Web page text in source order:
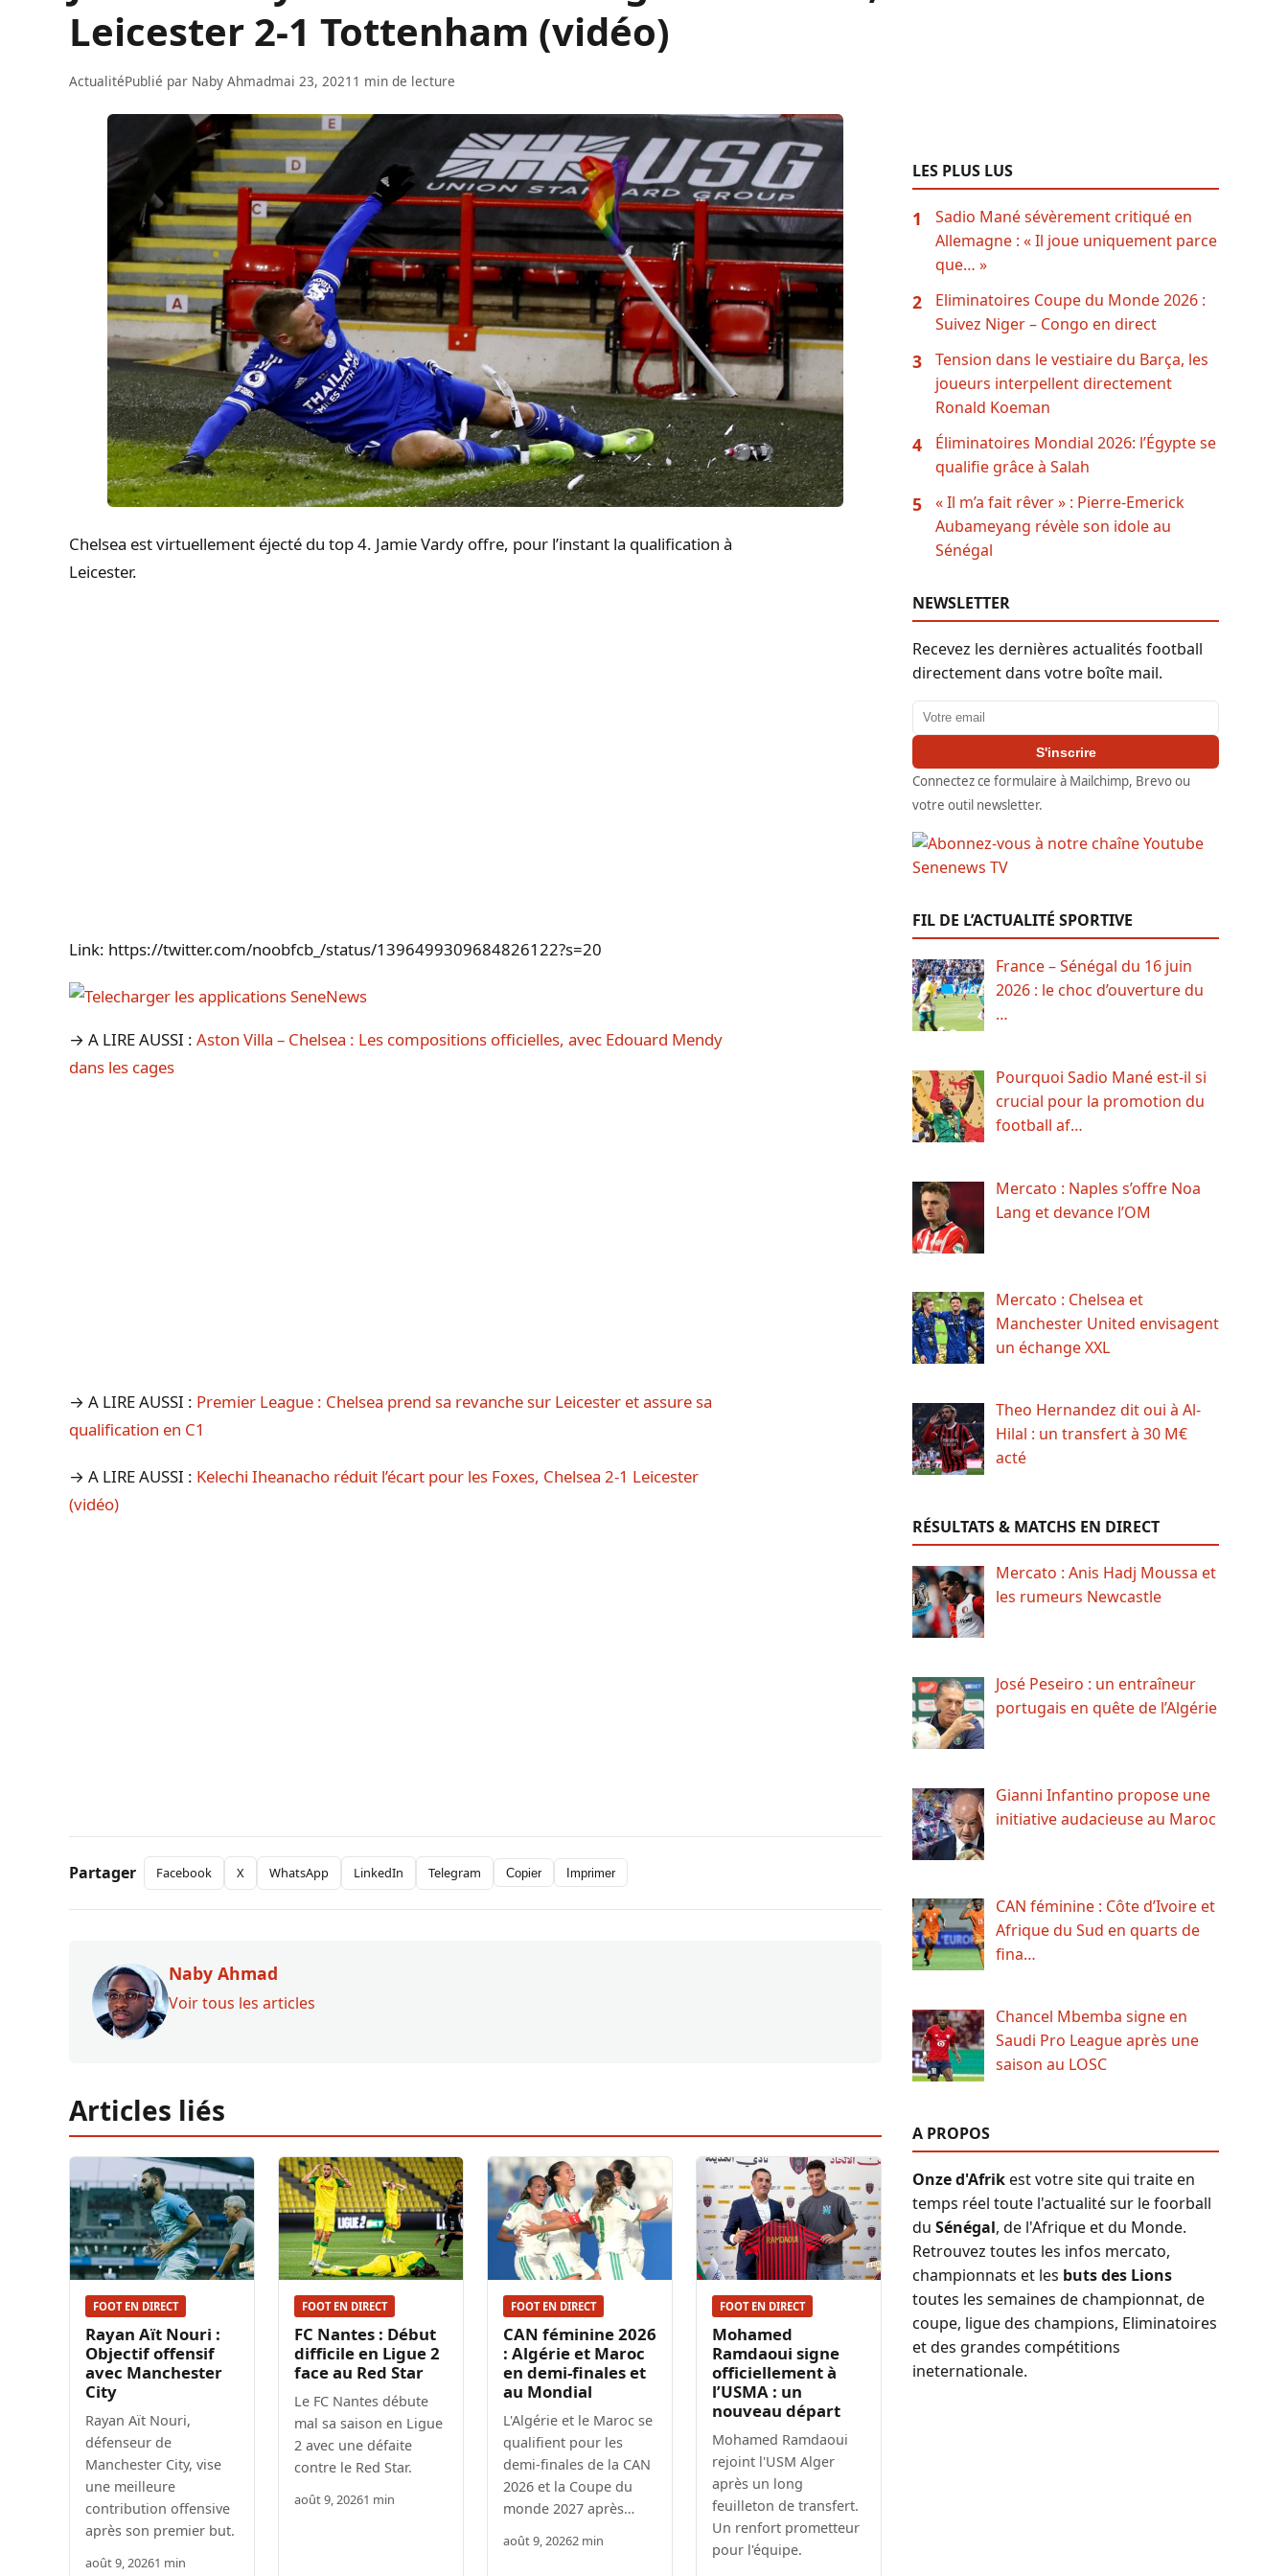
Leicester 2-1 Tottenham (vidéo)
ActualitéPublié par Naby Ahmadmai 23, 2021 1 min de lecture
Chelsea est virtuellement éjecté du top 4. Jamie Vardy offre, pour l’instant la qualification à
Leicester.
Link: https://twitter.com/noobfcb_/status/1396499309684826122?s=20
→ A LIRE AUSSI : Aston Villa – Chelsea : Les compositions officielles, avec Edouard Mendy
dans les cages
→ A LIRE AUSSI : Premier League : Chelsea prend sa revanche sur Leicester et assure sa
qualification en C1
→ A LIRE AUSSI : Kelechi Iheanacho réduit l’écart pour les Foxes, Chelsea 2-1 Leicester
(vidéo)
Partager Facebook X WhatsApp LinkedIn Telegram Copier Imprimer
Naby Ahmad
Voir tous les articles
Articles liés
FOOT EN DIRECT
Rayan Aït Nouri :
Objectif offensif
avec Manchester
City
Rayan Aït Nouri,
défenseur de
Manchester City, vise
une meilleure
contribution offensive
après son premier but.
août 9, 20261 min
FOOT EN DIRECT
FC Nantes : Début
difficile en Ligue 2
face au Red Star
Le FC Nantes débute
mal sa saison en Ligue
2 avec une défaite
contre le Red Star.
août 9, 20261 min
FOOT EN DIRECT
CAN féminine 2026
: Algérie et Maroc
en demi-finales et
au Mondial
L'Algérie et le Maroc se
qualifient pour les
demi-finales de la CAN
2026 et la Coupe du
monde 2027 après…
août 9, 20262 min
FOOT EN DIRECT
Mohamed
Ramdaoui signe
officiellement à
l’USMA : un
nouveau départ
Mohamed Ramdaoui
rejoint l'USM Alger
après un long
feuilleton de transfert.
Un renfort prometteur
pour l'équipe.
LES PLUS LUS
1
Sadio Mané sévèrement critiqué en
Allemagne : « Il joue uniquement parce
que… »
2
Eliminatoires Coupe du Monde 2026 :
Suivez Niger – Congo en direct
3
Tension dans le vestiaire du Barça, les
joueurs interpellent directement
Ronald Koeman
4
Éliminatoires Mondial 2026: l’Égypte se
qualifie grâce à Salah
5
« Il m’a fait rêver » : Pierre-Emerick
Aubameyang révèle son idole au
Sénégal
NEWSLETTER
Recevez les dernières actualités football
directement dans votre boîte mail.
Adresse email
S'inscrire
Connectez ce formulaire à Mailchimp, Brevo ou
votre outil newsletter.
FIL DE L’ACTUALITÉ SPORTIVE
France – Sénégal du 16 juin
2026 : le choc d’ouverture du
…
Pourquoi Sadio Mané est-il si
crucial pour la promotion du
football af…
Mercato : Naples s’offre Noa
Lang et devance l’OM
Mercato : Chelsea et
Manchester United envisagent
un échange XXL
Theo Hernandez dit oui à Al-
Hilal : un transfert à 30 M€
acté
RÉSULTATS & MATCHS EN DIRECT
Mercato : Anis Hadj Moussa et
les rumeurs Newcastle
José Peseiro : un entraîneur
portugais en quête de l’Algérie
Gianni Infantino propose une
initiative audacieuse au Maroc
CAN féminine : Côte d’Ivoire et
Afrique du Sud en quarts de
fina…
Chancel Mbemba signe en
Saudi Pro League après une
saison au LOSC
A PROPOS
Onze d'Afrikest votre site qui traite en
temps réel toute l'actualité sur le foorball
du Sénégal, de l'Afrique et du Monde.
Retrouvez toutes les infos mercato,
championnats et les buts des Lions
toutes les semaines de championnat, de
coupe, ligue des champions, Eliminatoires
et des grandes compétitions
ineternationale.